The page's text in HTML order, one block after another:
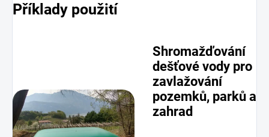
Příklady použití
Shromažďování
dešťové vody pro
zavlažování
pozemků, parků a
zahrad